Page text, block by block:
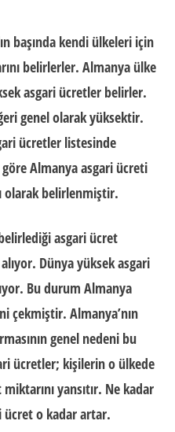
başında kendi ülkeleri için
belirlerler. Almanya ülke
asgari ücretler belirler.
genel olarak yüksektir.
ücretler listesinde
göreAlmanya asgari ücreti
olarak belirlenmiştir.
asgari ücret
Dünya yüksek asgari
Bu durum Almanya
çekmiştir. Almanya’nın
genel nedeni bu
ücretler; kişilerin o ülkede
yansıtır. Ne kadar
ücret o kadar artar.